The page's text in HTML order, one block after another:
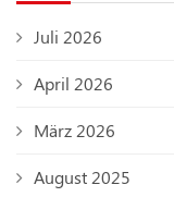
Juli 2026
April 2026
März 2026
August 2025